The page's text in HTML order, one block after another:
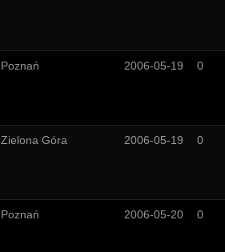
Poznań 2006-05-19 0
Zielona Góra 2006-05-19 0
Poznań 2006-05-20 0